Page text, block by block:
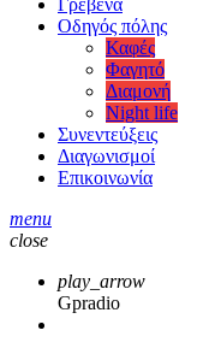
Γρεβενά
Οδηγός πόλης
Καφές
Φαγητό
Διαμονή
Night life
Συνεντεύξεις
Διαγωνισμοί
Επικοινωνία
menu
close
play_arrow
Gpradio